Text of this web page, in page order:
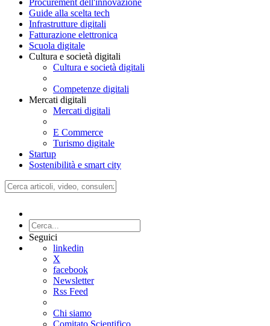
Libri
Procurement dell'innovazione
Guide alla scelta tech
Infrastrutture digitali
Fatturazione elettronica
Scuola digitale
Cultura e società digitali
Cultura e società digitali
Competenze digitali
Mercati digitali
Mercati digitali
E Commerce
Turismo digitale
Sostenibilità e smart city
Seguici
linkedin
X
facebook
Rss Feed